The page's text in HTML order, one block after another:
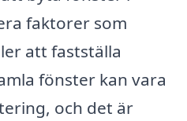
faktorer som
att fastställa
fönster kan vara
och det är